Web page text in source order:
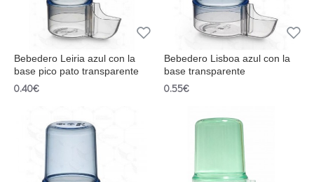
Bebedero Leiria azul con la
base pico pato transparente
0.40€
Bebedero Lisboa azul con la
base transparente
0.55€